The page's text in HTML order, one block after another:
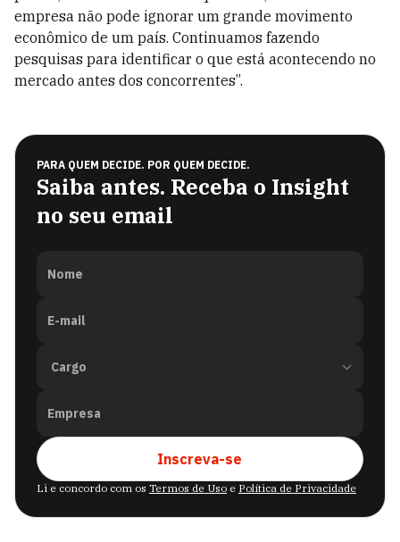
empresa não pode ignorar um grande movimento
econômico de um país. Continuamos fazendo
pesquisas para identificar o que está acontecendo no
mercado antes dos concorrentes”.
PARA QUEM DECIDE. POR QUEM DECIDE.
Saiba antes. Receba o Insight
no seu email
Nome
E-mail
Empresa
Inscreva-se
Li e concordo com os Termos de Uso e Política de Privacidade